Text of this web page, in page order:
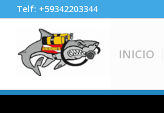
Telf: +59342203344
INICIO